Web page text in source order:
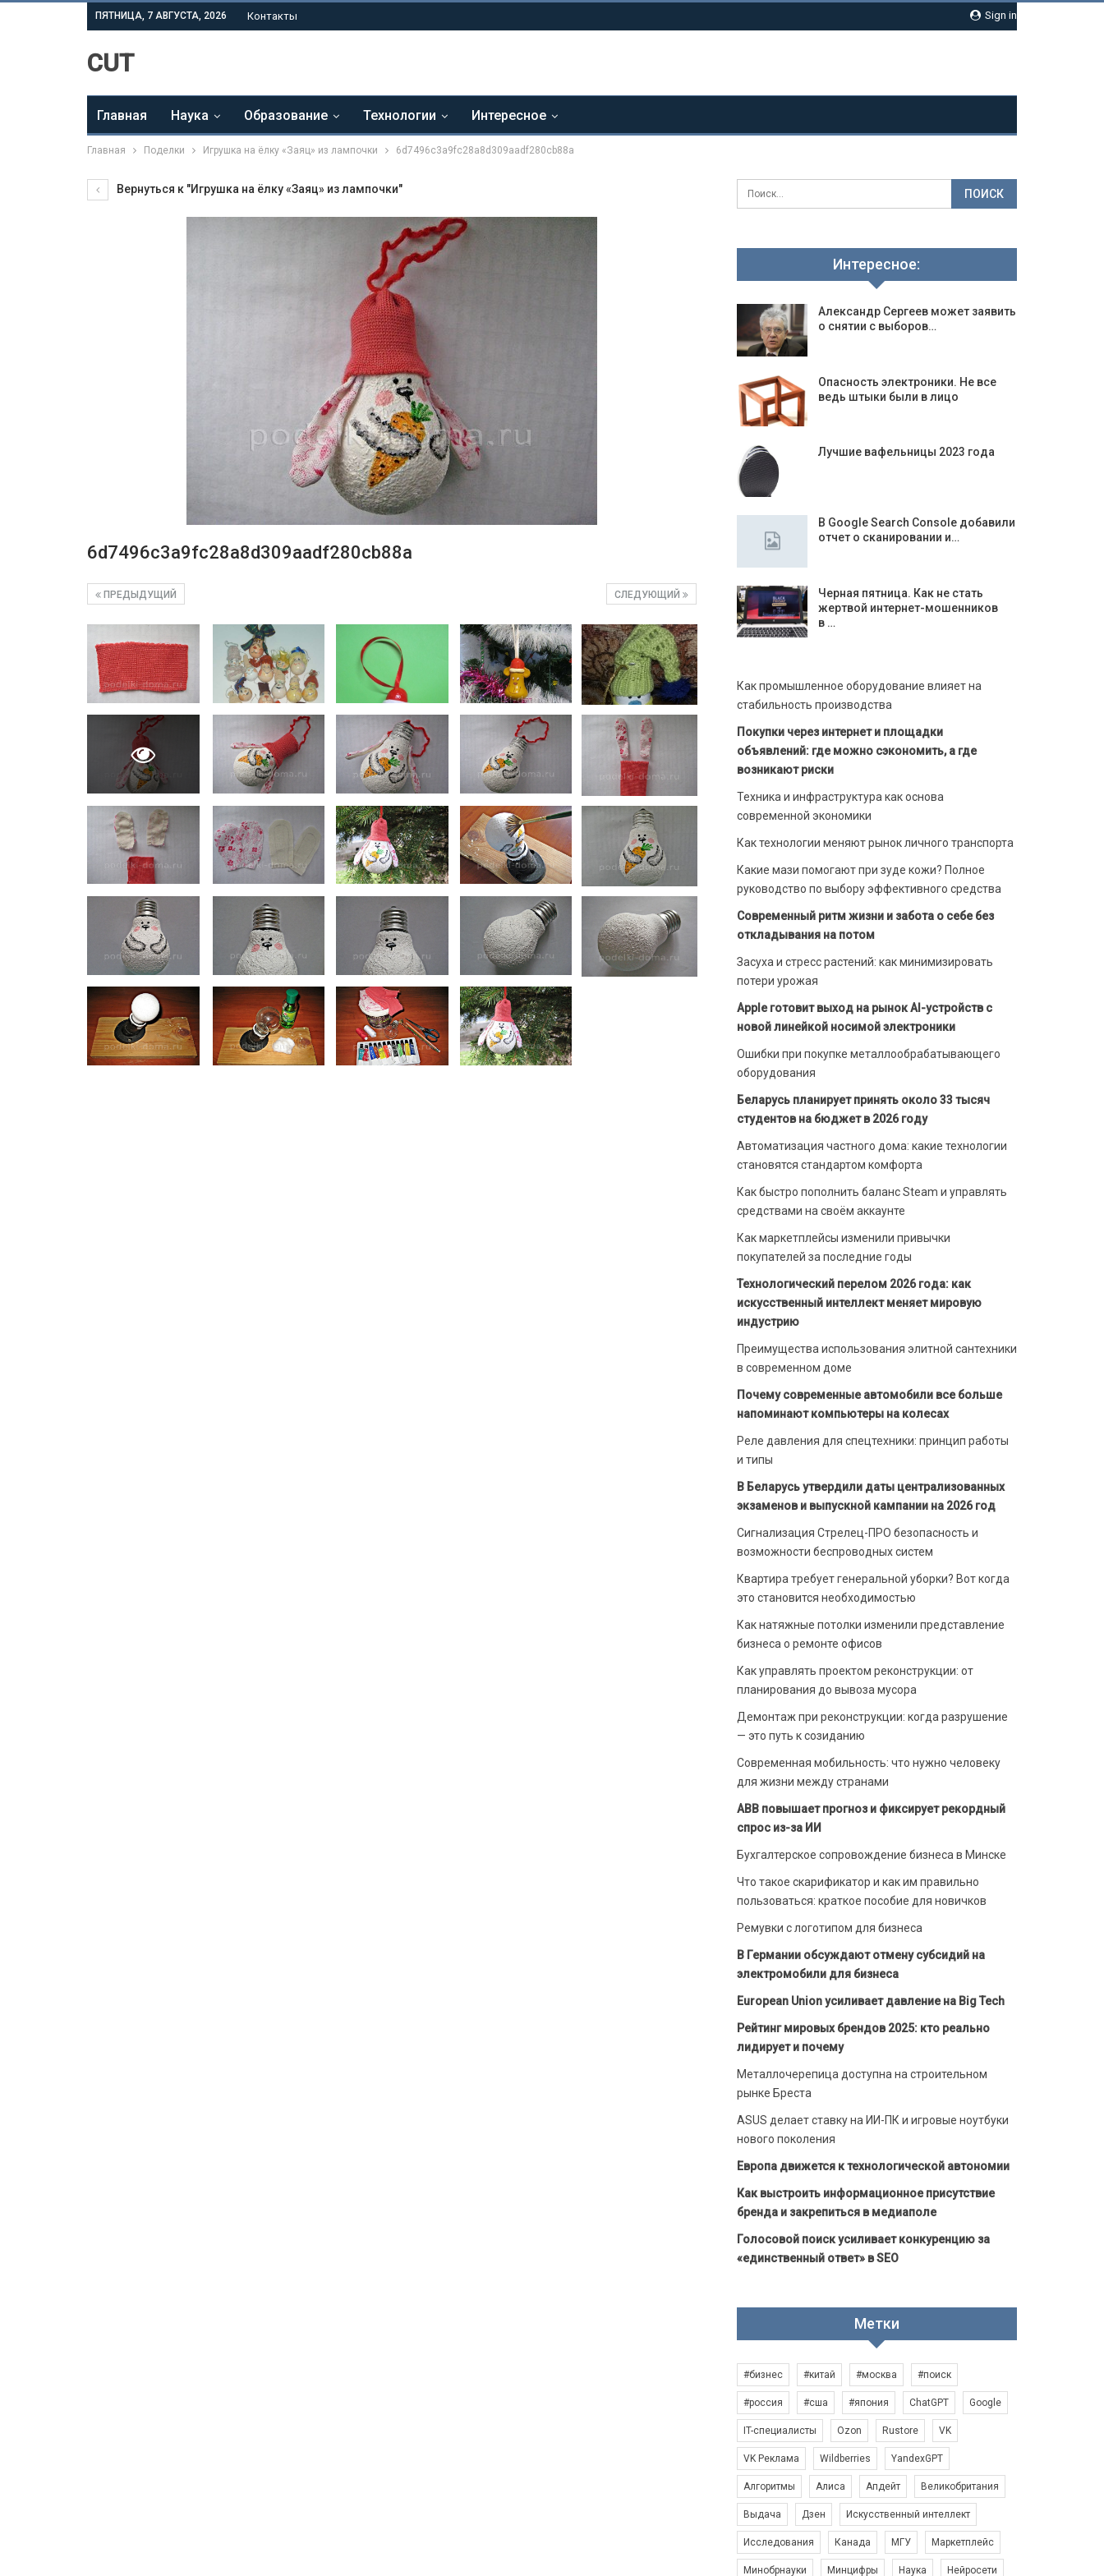
Sign in
ПЯТНИЦА, 7 АВГУСТА, 2026 Контакты
CUT
Главная Наука Образование Технологии Интересное
Главная Поделки Игрушка на ёлку «Заяц» из лампочки 6d7496c3a9fc28a8d309aadf280cb88a
Вернуться к "Игрушка на ёлку «Заяц» из лампочки"
6d7496c3a9fc28a8d309aadf280cb88a
СЛЕДУЮЩИЙ
ПРЕДЫДУЩИЙ
Интересное:
Александр Сергеев может заявить
о снятии с выборов…
Опасность электроники. Не все
ведь штыки были в лицо
Лучшие вафельницы 2023 года
В Google Search Console добавили
отчет о сканировании и…
Черная пятница. Как не стать
жертвой интернет-мошенников
в …
Как промышленное оборудование влияет на
стабильность производства
Покупки через интернет и площадки
объявлений: где можно сэкономить, а где
возникают риски
Техника и инфраструктура как основа
современной экономики
Как технологии меняют рынок личного транспорта
Какие мази помогают при зуде кожи? Полное
руководство по выбору эффективного средства
Современный ритм жизни и забота о себе без
откладывания на потом
Засуха и стресс растений: как минимизировать
потери урожая
Apple готовит выход на рынок AI-устройств с
новой линейкой носимой электроники
Ошибки при покупке металлообрабатывающего
оборудования
Беларусь планирует принять около 33 тысяч
студентов на бюджет в 2026 году
Автоматизация частного дома: какие технологии
становятся стандартом комфорта
Как быстро пополнить баланс Steam и управлять
средствами на своём аккаунте
Как маркетплейсы изменили привычки
покупателей за последние годы
Технологический перелом 2026 года: как
искусственный интеллект меняет мировую
индустрию
Преимущества использования элитной сантехники
в современном доме
Почему современные автомобили все больше
напоминают компьютеры на колесах
Реле давления для спецтехники: принцип работы
и типы
В Беларусь утвердили даты централизованных
экзаменов и выпускной кампании на 2026 год
Сигнализация Стрелец-ПРО безопасность и
возможности беспроводных систем
Квартира требует генеральной уборки? Вот когда
это становится необходимостью
Как натяжные потолки изменили представление
бизнеса о ремонте офисов
Как управлять проектом реконструкции: от
планирования до вывоза мусора
Демонтаж при реконструкции: когда разрушение
— это путь к созиданию
Современная мобильность: что нужно человеку
для жизни между странами
ABB повышает прогноз и фиксирует рекордный
спрос из-за ИИ
Бухгалтерское сопровождение бизнеса в Минске
Что такое скарификатор и как им правильно
пользоваться: краткое пособие для новичков
Ремувки с логотипом для бизнеса
В Германии обсуждают отмену субсидий на
электромобили для бизнеса
European Union усиливает давление на Big Tech
Рейтинг мировых брендов 2025: кто реально
лидирует и почему
Металлочерепица доступна на строительном
рынке Бреста
ASUS делает ставку на ИИ-ПК и игровые ноутбуки
нового поколения
Европа движется к технологической автономии
Как выстроить информационное присутствие
бренда и закрепиться в медиаполе
Голосовой поиск усиливает конкуренцию за
«единственный ответ» в SEO
Метки
#бизнес #китай #москва #поиск
#россия #сша #япония ChatGPT Google
IT-специалисты Ozon Rustore VK
VK Реклама Wildberries YandexGPT
Алгоритмы Алиса Апдейт Великобритания
Выдача Дзен Искусственный интеллект
Исследования Канада МГУ Маркетплейс
Минобрнауки Минцифры Наука Нейросети